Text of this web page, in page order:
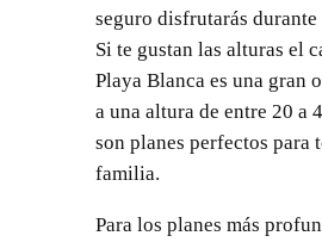
seguro disfrutarás
Si te gustan las alturas el
Playa Blanca es una gran
a una altura de entre 20 a
son planes perfectos para
familia.
Para los planes más